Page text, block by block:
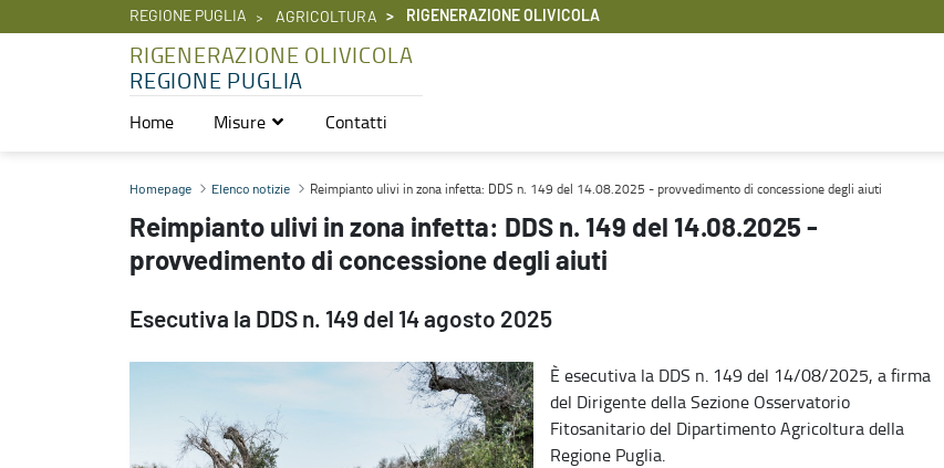
REGIONE PUGLIA AGRICOLTURA RIGENERAZIONE OLIVICOLA
RIGENERAZIONE OLIVICOLA
REGIONE PUGLIA
Home Misure Contatti
Reimpianto ulivi in zona infetta: DDS n. 149 del 14.08.2025 - provvedimento di concessione degli aiuti - Rigenerazione olivicola
Homepage Elenco notizie Reimpianto ulivi in zona infetta: DDS n. 149 del 14.08.2025 - provvedimento di concessione degli aiuti
Reimpianto ulivi in zona infetta: DDS n. 149 del 14.08.2025 -
provvedimento di concessione degli aiuti
Esecutiva la DDS n. 149 del 14 agosto 2025
È esecutiva la DDS n. 149 del 14/08/2025, a firma
del Dirigente della Sezione Osservatorio
Fitosanitario del Dipartimento Agricoltura della
Regione Puglia.